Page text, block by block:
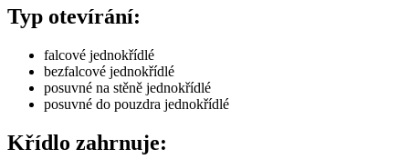
Typ otevírání:
falcové jednokřídlé
bezfalcové jednokřídlé
posuvné na stěně jednokřídlé
posuvné do pouzdra jednokřídlé
Křídlo zahrnuje: